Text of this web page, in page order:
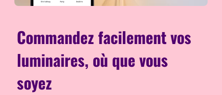
Commandez facilement vos
luminaires, où que vous
soyez